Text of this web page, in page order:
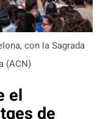
con la Sagrada
(ACN)
el
de